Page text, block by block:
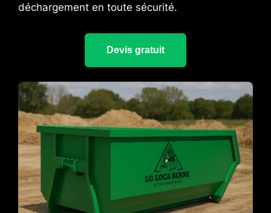
déchargement en toute sécurité.
Devis gratuit